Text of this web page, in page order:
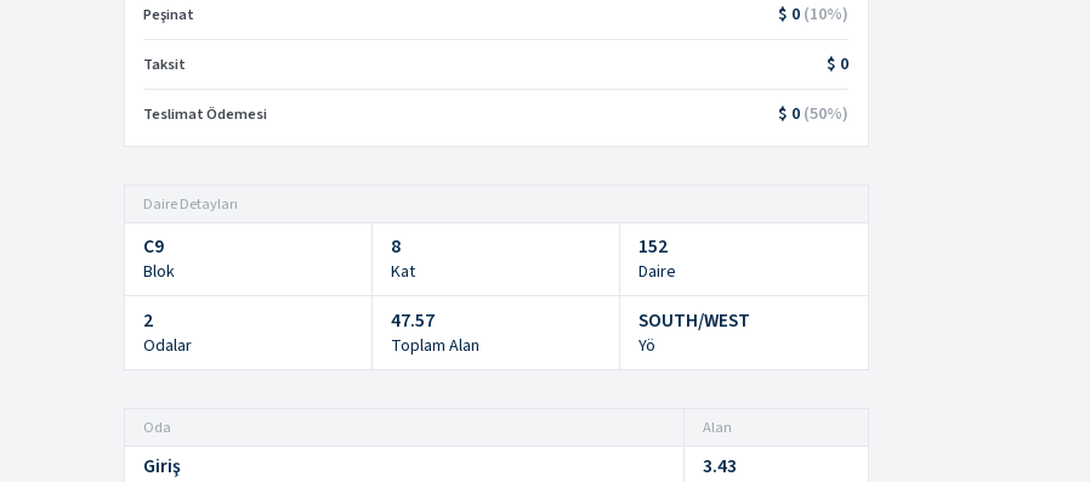
Peşinat $ 0 (10%)
Taksit $ 0
Teslimat Ödemesi $ 0 (50%)
Daire Detayları
C9
Blok
8
Kat
152
Daire
2
Odalar
47.57
Toplam Alan
SOUTH/WEST
Yö
Oda Alan
Giriş
3.43